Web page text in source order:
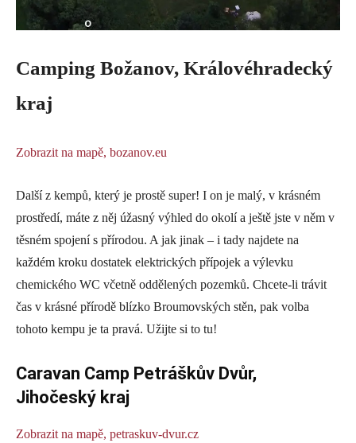
Camping Božanov, Královéhradecký
kraj
Zobrazit na mapě, bozanov.eu
Další z kempů, který je prostě super! I on je malý, v krásném
prostředí, máte z něj úžasný výhled do okolí a ještě jste v něm v
těsném spojení s přírodou. A jak jinak – i tady najdete na
každém kroku dostatek elektrických přípojek a výlevku
chemického WC včetně oddělených pozemků. Chcete-li trávit
čas v krásné přírodě blízko Broumovských stěn, pak volba
tohoto kempu je ta pravá. Užijte si to tu!
Caravan Camp Petráškův Dvůr,
Jihočeský kraj
Zobrazit na mapě, petraskuv-dvur.cz